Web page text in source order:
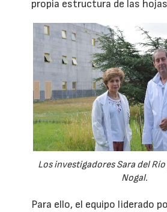
propia estructura de las
Los investigadores Sara del
Nogal.
Para ello, el equipo liderado